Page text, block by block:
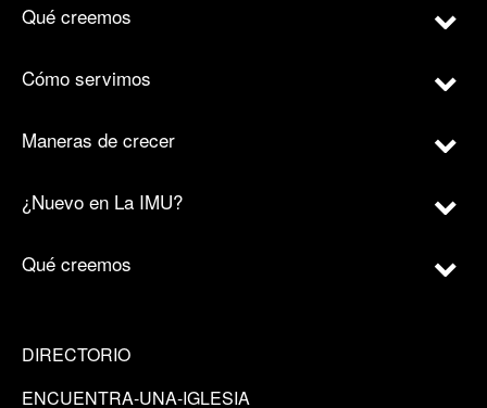
Qué creemos
Cómo servimos
Maneras de crecer
¿Nuevo en La IMU?
Qué creemos
DIRECTORIO
ENCUENTRA-UNA-IGLESIA